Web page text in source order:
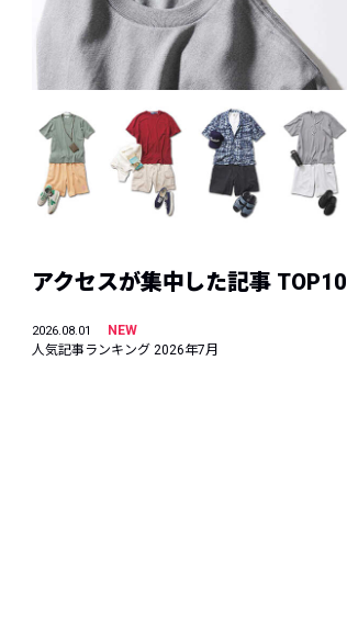
アクセスが集中した記事 TOP10
2026.08.01
NEW
人気記事ランキング 2026年7月